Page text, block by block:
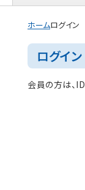
ホームログイン
ログイン
会員の方は、